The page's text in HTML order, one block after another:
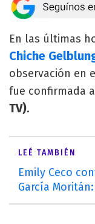
En las últimas
Chiche
observación en
fue confirmada
TV).
LEÉ TAMBIÉN
Emily Ceco
García